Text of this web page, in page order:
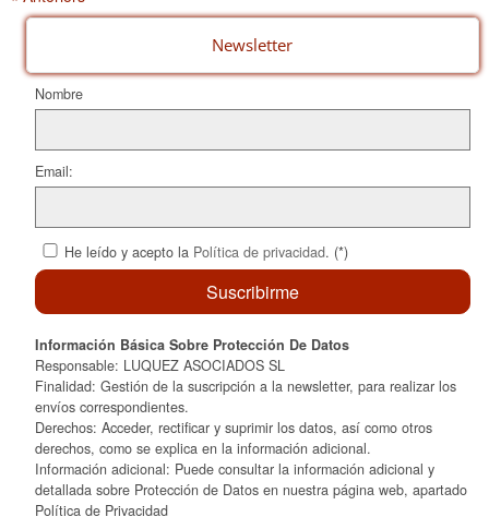
Newsletter
Nombre
Email:
He leído y acepto la Política de privacidad. (*)
Información Básica Sobre Protección De Datos
Responsable: LUQUEZ ASOCIADOS SL
Finalidad: Gestión de la suscripción a la newsletter, para realizar los
envíos correspondientes.
Derechos: Acceder, rectificar y suprimir los datos, así como otros
derechos, como se explica en la información adicional.
Información adicional: Puede consultar la información adicional y
detallada sobre Protección de Datos en nuestra página web, apartado
Política de Privacidad